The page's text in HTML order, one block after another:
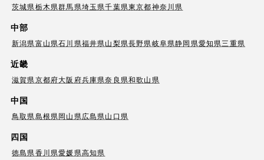
茨城県栃木県群馬県埼玉県千葉県東京都神奈川県
中部
新潟県富山県石川県福井県山梨県長野県岐阜県静岡県愛知県三重県
近畿
滋賀県京都府大阪府兵庫県奈良県和歌山県
中国
鳥取県島根県岡山県広島県山口県
四国
徳島県香川県愛媛県高知県